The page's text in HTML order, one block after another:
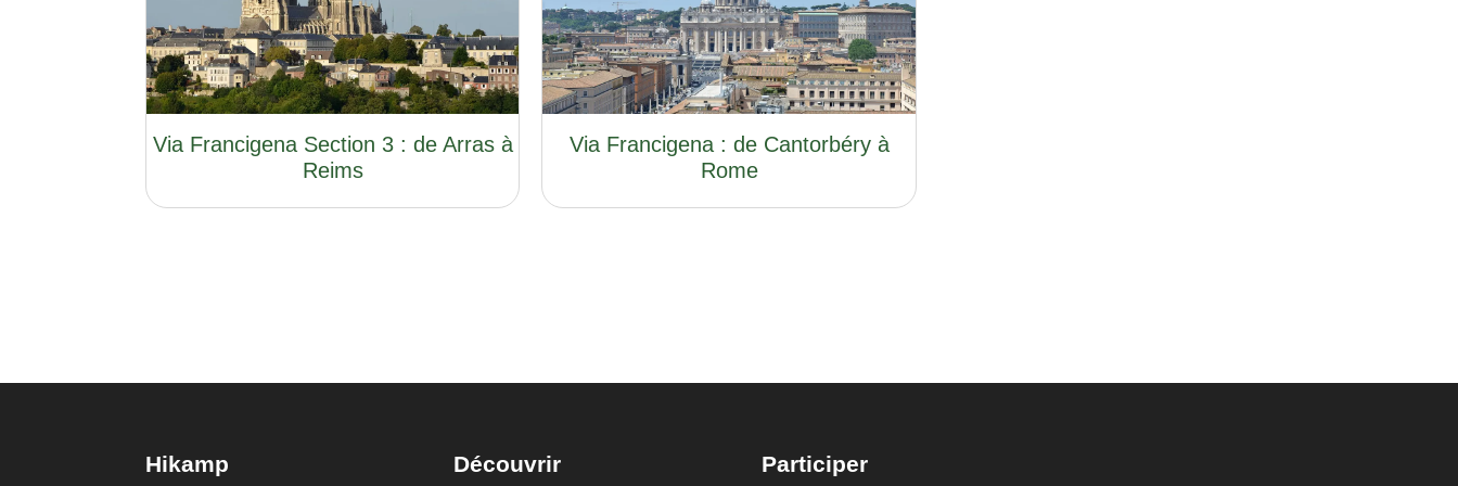
Via Francigena Section 3 : de Arras à
Reims
Via Francigena : de Cantorbéry à
Rome
Hikamp Découvrir Participer